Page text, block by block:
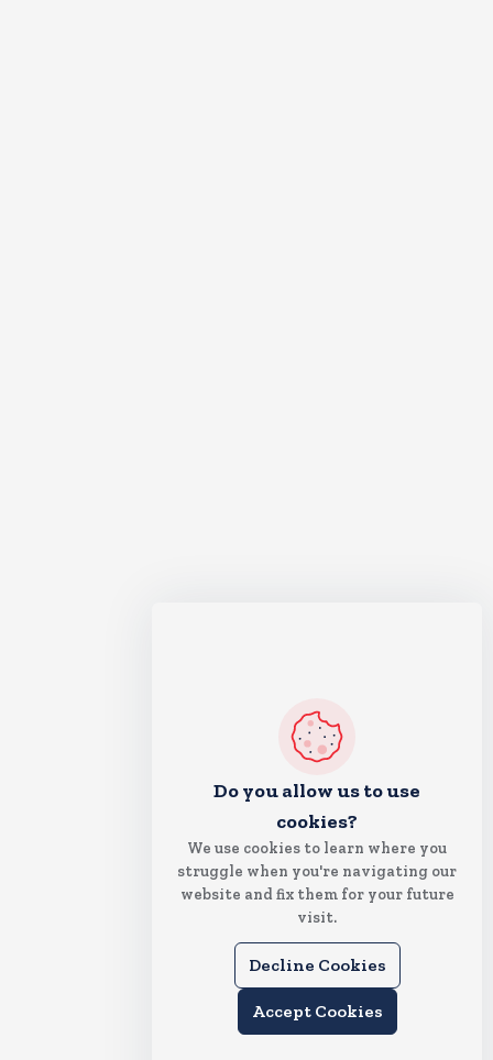
Do you allow us to use
cookies?
We use cookies to learn where you
struggle when you're navigating our
website and fix them for your future
visit.
Decline Cookies
Accept Cookies